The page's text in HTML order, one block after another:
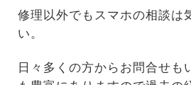
修理以外でもスマホの相談は
い。
日々多くの方からお問合せも